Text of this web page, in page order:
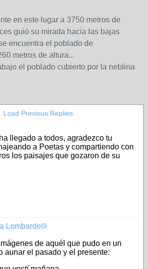
en este lugar a 3750 metros de
guió su mirada hacia las bajas
encuentra el poblado de
metros de altura...
el poblado cubierto por la neblina
Load Previous Replies
llegado a todos, agradezco tu
a Poetas y compartiendo con
los paisajes que gozaron de su
Lombardelli
de aquél que pudo en un
aunar el pasado y el presente: